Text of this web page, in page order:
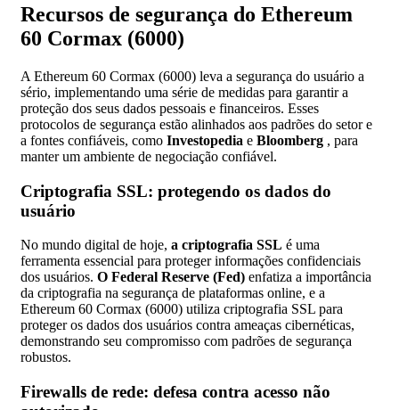
Recursos de segurança do Ethereum
60 Cormax (6000)
A Ethereum 60 Cormax (6000) leva a segurança do usuário a
sério, implementando uma série de medidas para garantir a
proteção dos seus dados pessoais e financeiros. Esses
protocolos de segurança estão alinhados aos padrões do setor e
a fontes confiáveis, como Investopedia e Bloomberg , para
manter um ambiente de negociação confiável.
Criptografia SSL: protegendo os dados do
usuário
No mundo digital de hoje, a criptografia SSL é uma
ferramenta essencial para proteger informações confidenciais
dos usuários. O Federal Reserve (Fed) enfatiza a importância
da criptografia na segurança de plataformas online, e a
Ethereum 60 Cormax (6000) utiliza criptografia SSL para
proteger os dados dos usuários contra ameaças cibernéticas,
demonstrando seu compromisso com padrões de segurança
robustos.
Firewalls de rede: defesa contra acesso não